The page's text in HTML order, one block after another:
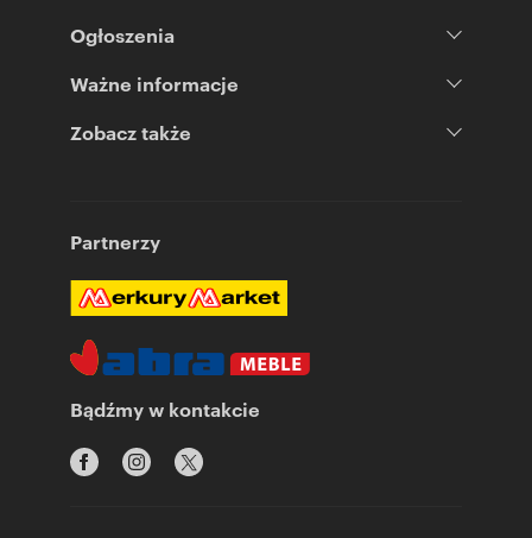
Ogłoszenia
Ważne informacje
Zobacz także
Partnerzy
Bądźmy w kontakcie